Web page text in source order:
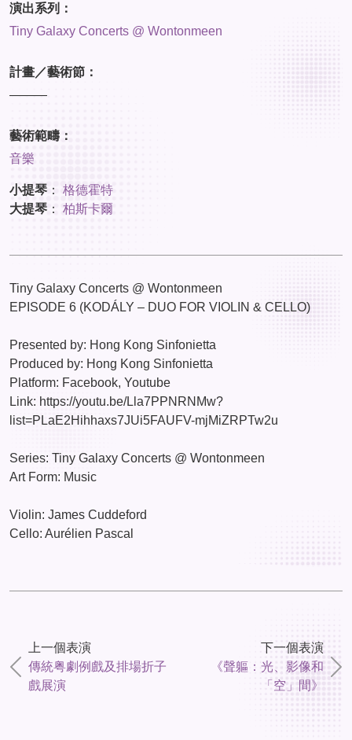
演出系列：
Tiny Galaxy Concerts @ Wontonmeen
計畫／藝術節：
———
藝術範疇：
音樂
小提琴 ： 格德霍特
大提琴 ： 柏斯卡爾
Tiny Galaxy Concerts @ Wontonmeen
EPISODE 6 (KODÁLY – DUO FOR VIOLIN & CELLO)
Presented by: Hong Kong Sinfonietta
Produced by: Hong Kong Sinfonietta
Platform: Facebook, Youtube
Link: https://youtu.be/Lla7PPNRNMw?
list=PLaE2Hihhaxs7JUi5FAUFV-mjMiZRPTw2u
Series: Tiny Galaxy Concerts @ Wontonmeen
Art Form: Music
Violin: James Cuddeford
Cello: Aurélien Pascal
上一個表演
傳統粤劇例戲及排場折子
戲展演
下一個表演
《聲軀：光、影像和
「空」間》